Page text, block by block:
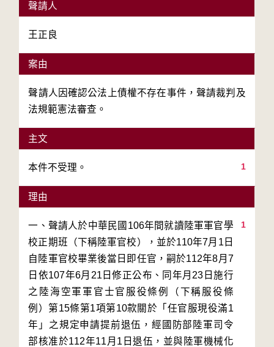
聲請人
王正良
案由
聲請人因確認公法上債權不存在事件，聲請裁判及
法規範憲法審查。
主文
1
本件不受理。
理由
1
一、聲請人於中華民國106年間就讀陸軍軍官學
校正期班（下稱陸軍官校），並於110年7月1日
自陸軍官校畢業後當日即任官，嗣於112年8月7
日依107年6月21日修正公布、同年月23日施行
之陸海空軍軍官士官服役條例（下稱服役條
例）第15條第1項第10款關於「任官服現役滿1
年」之規定申請提前退伍，經國防部陸軍司令
部核准於112年11月1日退伍，並與陸軍機械化